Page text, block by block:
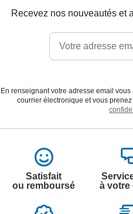
Recevez nos nouveautés et
En renseignant votre adresse email
courrier électronique et vous
Satisfait
ou remboursé
à votre